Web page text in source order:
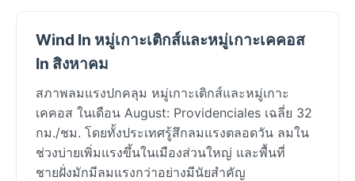
Wind In หมู่เกาะเติกส์และหมู่เกาะเคคอส
In สิงหาคม
สภาพลมแรงปกคลุม หมู่เกาะเติกส์และหมู่เกาะ
เคคอส ในเดือน August: Providenciales เฉลี่ย 32
กม./ชม. โดยทั้งประเทศรู้สึกลมแรงตลอดวัน ลมใน
ช่วงบ่ายเพิ่มแรงขึ้นในเมืองส่วนใหญ่ และพื้นที่
ชายฝั่งมักมีลมแรงกว่าอย่างมีนัยสำคัญ